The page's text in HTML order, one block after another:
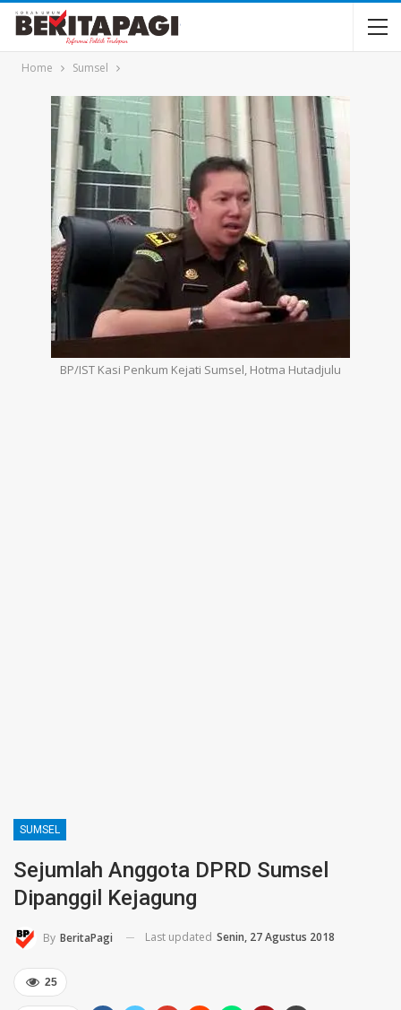
Home Sumsel
BP/IST Kasi Penkum Kejati Sumsel, Hotma Hutadjulu
SUMSEL
Sejumlah Anggota DPRD Sumsel
Dipanggil Kejagung
By BeritaPagi Last updated Senin, 27 Agustus 2018
25